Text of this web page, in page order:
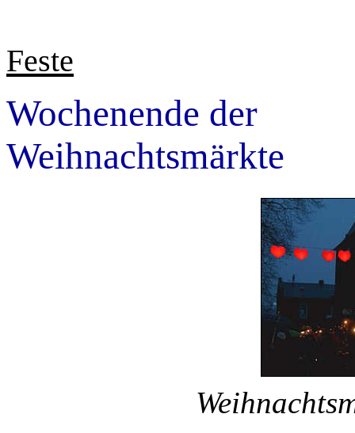
Feste
Wochenende der
Weihnachtsmärkte